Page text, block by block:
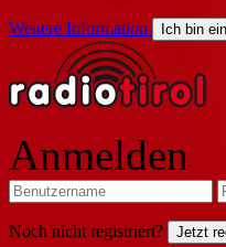
Weitere Information Ich bin
Anmelden
Noch nicht registriert? Jetzt